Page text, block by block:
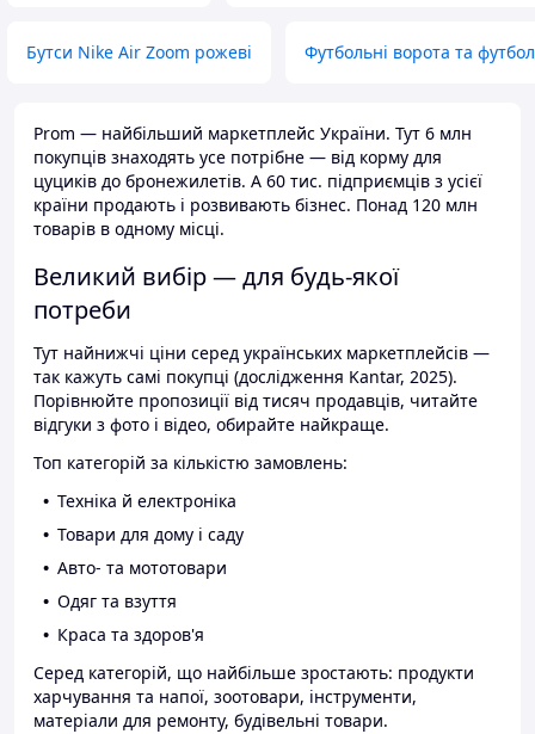
Бутси Nike Air Zoom рожеві Футбольні ворота та
Prom — найбільший маркетплейс України. Тут 6 млн
покупців знаходять усе потрібне — від корму для
цуциків до бронежилетів. А 60 тис. підприємців з усієї
країни продають і розвивають бізнес. Понад 120 млн
товарів в одному місці.
Великий вибір — для будь-якої
потреби
Тут найнижчі ціни серед українських маркетплейсів —
так кажуть самі покупці (дослідження Kantar, 2025).
Порівнюйте пропозиції від тисяч продавців, читайте
відгуки з фото і відео, обирайте найкраще.
Топ категорій за кількістю замовлень:
Техніка й електроніка
Товари для дому і саду
Авто- та мототовари
Одяг та взуття
Краса та здоров'я
Серед категорій, що найбільше зростають: продукти
харчування та напої, зоотовари, інструменти,
матеріали для ремонту, будівельні товари.